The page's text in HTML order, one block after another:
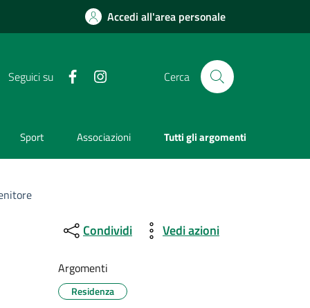
Accedi all'area personale
Seguici su Facebook Cerca
Sport Associazioni Tutti gli argomenti
Condividi Vedi azioni
Argomenti
Residenza